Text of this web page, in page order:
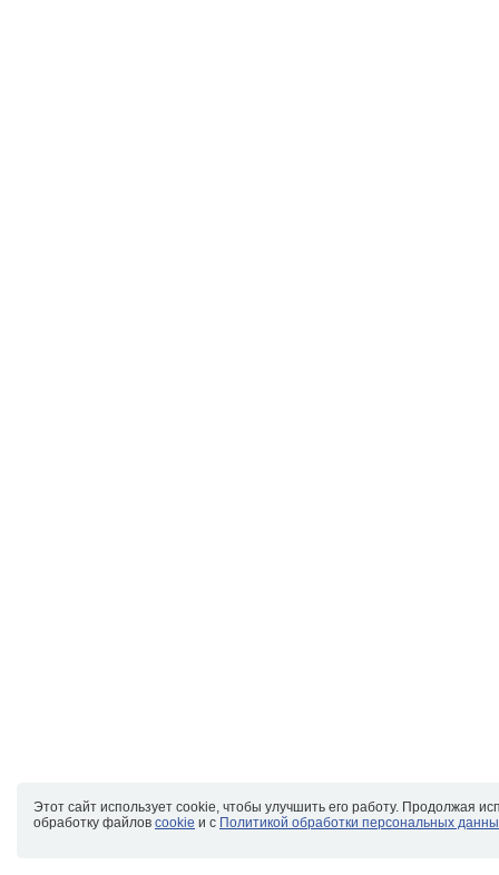
Этот сайт использует cookie, чтобы улучшить его работу. Продолжая
обработку файлов cookie и с Политикой обработки персональных